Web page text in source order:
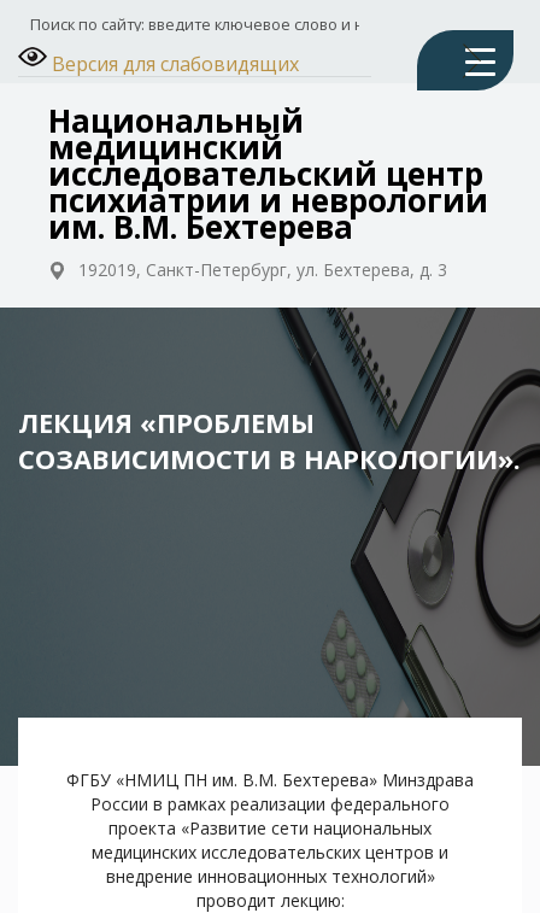
Версия для слабовидящих
Национальный
медицинский
исследовательский центр
психиатрии и неврологии
им. В.М. Бехтерева
192019, Санкт-Петербург, ул. Бехтерева, д. 3
ЛЕКЦИЯ «ПРОБЛЕМЫ
СОЗАВИСИМОСТИ В НАРКОЛОГИИ».
ФГБУ «НМИЦ ПН им. В.М. Бехтерева» Минздрава
России в рамках реализации федерального
проекта «Развитие сети национальных
медицинских исследовательских центров и
внедрение инновационных технологий»
проводит лекцию: